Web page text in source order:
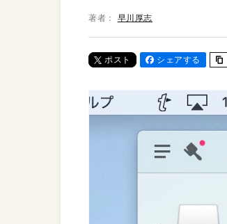
著者： 早川厚志
ポスト シェアする